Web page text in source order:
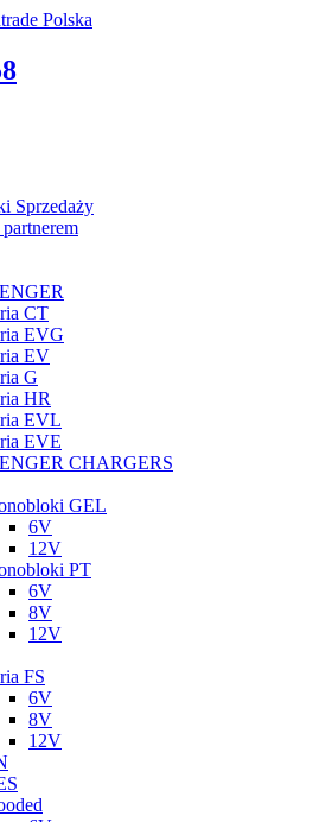
Sprzedaży
CT
EVG
EV
G
HR
EVL
EVE
CHARGERS
GEL
6V
12V
PT
6V
8V
12V
FS
6V
8V
12V